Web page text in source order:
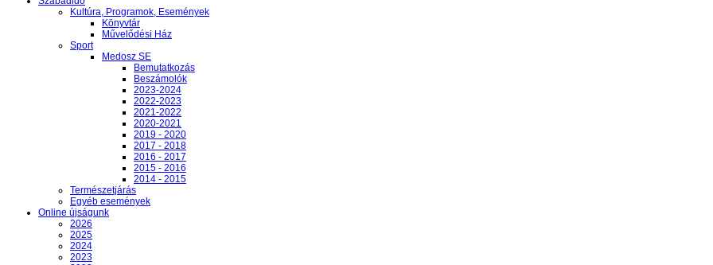
Kultúra, Programok, Események
Könyvtár
Művelődési Ház
Sport
Medosz SE
Bemutatkozás
Beszámolók
2023-2024
2022-2023
2021-2022
2020-2021
2019 - 2020
2017 - 2018
2016 - 2017
2015 - 2016
2014 - 2015
Természetjárás
Egyéb események
Online újságunk
2026
2025
2024
2023